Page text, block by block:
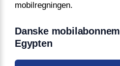
mobilregningen.
Danske
Egypten